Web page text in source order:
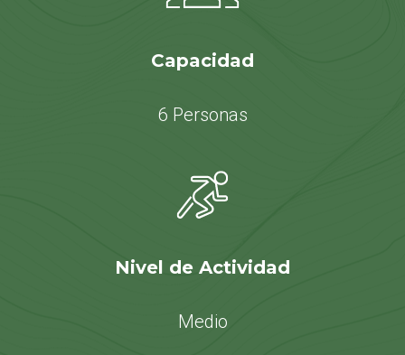
Capacidad
6 Personas
Nivel de Actividad
Medio